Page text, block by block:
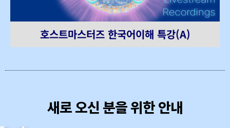
호스트마스터즈 한국어이해 특강(A)
새로 오신 분을 위한 안내